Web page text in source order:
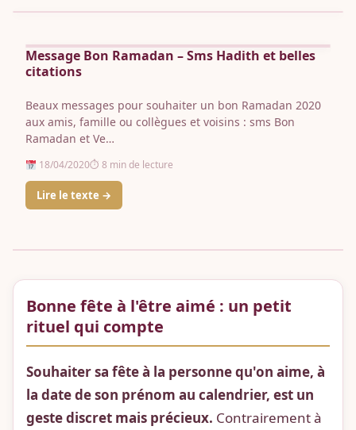
Message Bon Ramadan – Sms Hadith et belles
citations
Beaux messages pour souhaiter un bon Ramadan 2020
aux amis, famille ou collègues et voisins : sms Bon
Ramadan et Ve…
18/04/2020⏱ 8 min de lecture
Lire le texte →
Bonne fête à l'être aimé : un petit
rituel qui compte
Souhaiter sa fête à la personne qu'on aime, à
la date de son prénom au calendrier, est un
geste discret mais précieux. Contrairement à